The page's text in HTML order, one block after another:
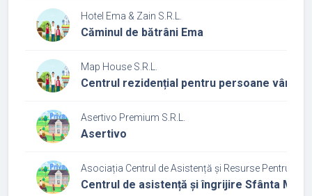
Hotel Ema & Zain S.R.L.
Căminul de bătrâni Ema
Map House S.R.L.
Centrul rezidențial pentru persoane
Asertivo Premium S.R.L.
Asertivo
Asociația Centrul de Asistență și Resurse Pentru
Centrul de asistență și îngrijire Sfânta Maria